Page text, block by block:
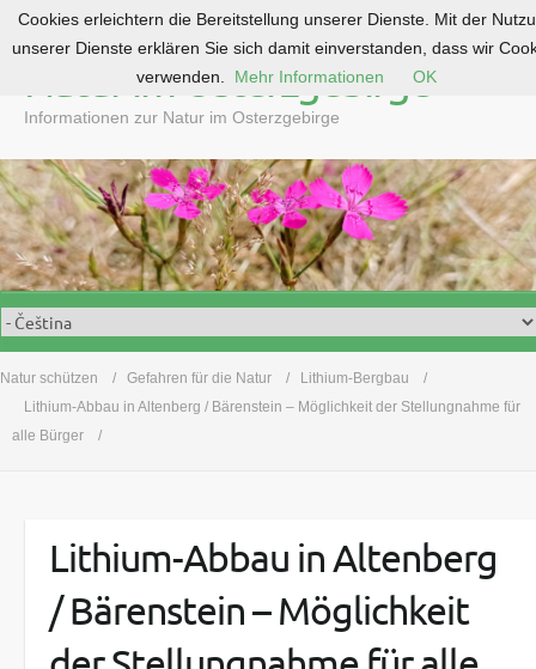
o
c
o
n
t
e
n
Natur im Osterzgebirge
Informationen zur Natur im Osterzgebirge
Natur schützen Gefahren für die Natur
Lithium-Bergbau
Lithium-Abbau in Altenberg / Bärenstein – Möglichkeit der Stellungnahme für
alle Bürger
Lithium-Abbau in Altenberg
/ Bärenstein – Möglichkeit
Cookies erleichtern die Bereitstellung unserer Dienste. Mit der
unserer Dienste erklären Sie sich damit einverstanden, dass wir
verwenden.
Mehr Informationen OK